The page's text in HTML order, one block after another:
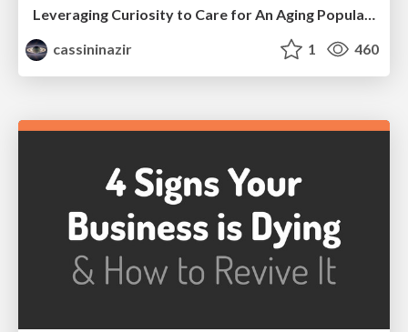
Leveraging Curiosity to Care for An Aging Population
cassininazir
1 460